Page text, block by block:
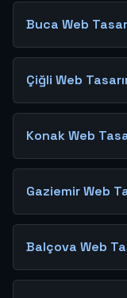
Buca Web
Çiğli Web
Konak Web
Gaziemir Web
Balçova Web